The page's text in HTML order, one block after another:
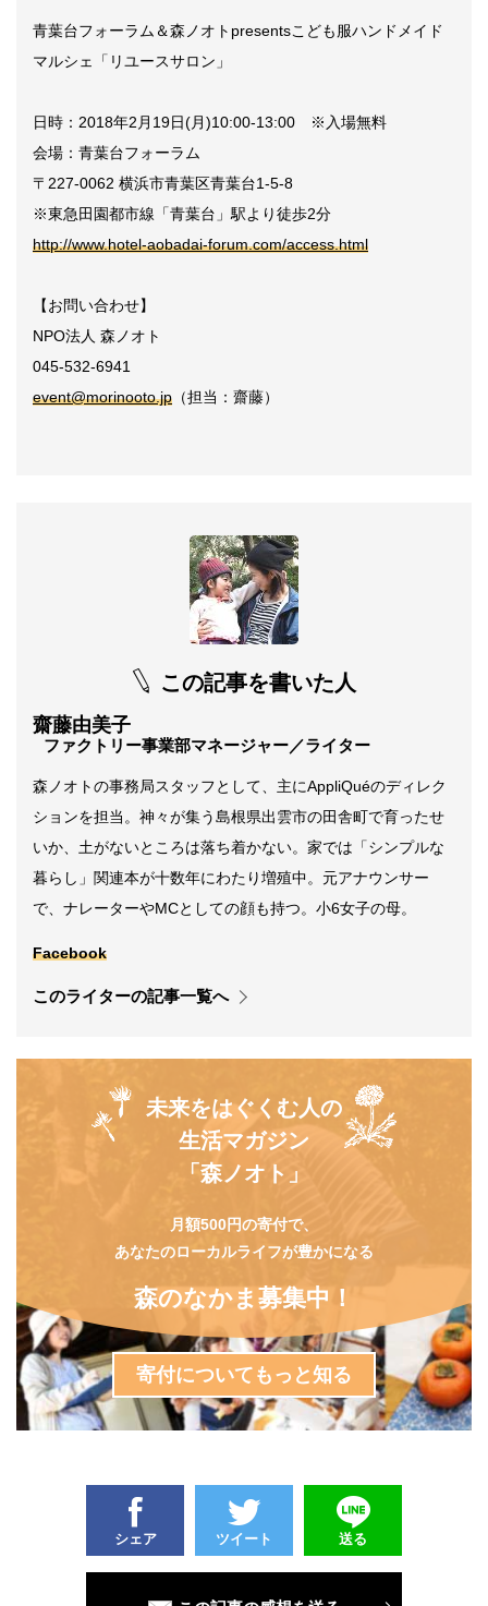
青葉台フォーラム＆森ノオトpresentsこども服ハンドメイド
マルシェ「リユースサロン」
日時：2018年2月19日(月)10:00-13:00 ※入場無料
会場：青葉台フォーラム
〒227-0062 横浜市青葉区青葉台1-5-8
※東急田園都市線「青葉台」駅より徒歩2分
http://www.hotel-aobadai-forum.com/access.html
【お問い合わせ】
NPO法人 森ノオト
045-532-6941
event@morinooto.jp （担当：齋藤）
この記事を書いた人
齋藤由美子
ファクトリー事業部マネージャー／ライター
森ノオトの事務局スタッフとして、主にAppliQuéのディレク
ションを担当。神々が集う島根県出雲市の田舎町で育ったせ
いか、土がないところは落ち着かない。家では「シンプルな
暮らし」関連本が十数年にわたり増殖中。元アナウンサー
で、ナレーターやMCとしての顔も持つ。小6女子の母。
Facebook
このライターの記事一覧へ
未来をはぐくむ人の
生活マガジン
「森ノオト」
月額500円の寄付で、
あなたのローカルライフが豊かになる
森のなかま募集中！
寄付についてもっと知る
シェア ツイート 送る